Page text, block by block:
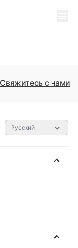
Свяжитесь с нами
Русский